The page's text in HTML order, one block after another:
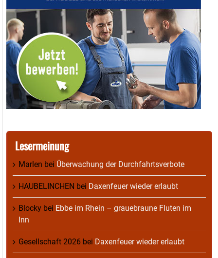
Lesermeinung
Marlen bei Überwachung der Durchfahrtsverbote
HAUBELINCHEN bei Daxenfeuer wieder erlaubt
Blocky bei Ebbe im Rhein – grauebraune Fluten im
Inn
Gesellschaft 2026 bei Daxenfeuer wieder erlaubt